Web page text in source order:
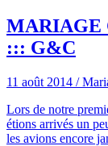
MARIAGE
::: G&C
11 août 2014 /
Lors de notre
étions arrivés un
les avions encore